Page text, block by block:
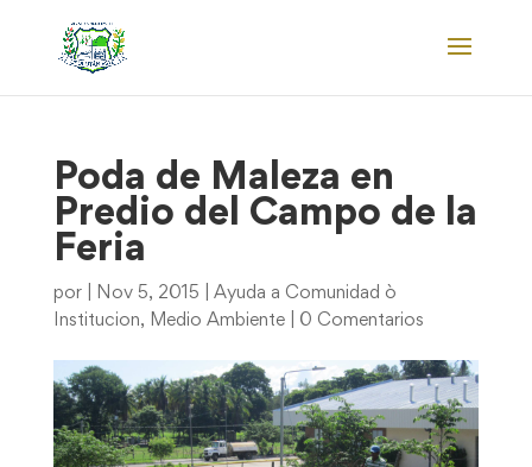
Poda de Maleza en
Predio del Campo de la
Feria
por Nov 5, 2015
Ayuda a Comunidad ò
Institucion, Medio Ambiente| 0 Comentarios